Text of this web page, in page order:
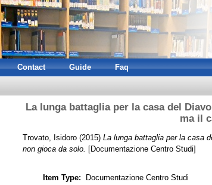
Contact Guide Faq
La lunga battaglia per la casa del
ma il
Trovato, Isidoro (2015) La lunga battaglia per la casa
non gioca da solo. [Documentazione Centro Studi]
Item Type:
Documentazione Centro Studi